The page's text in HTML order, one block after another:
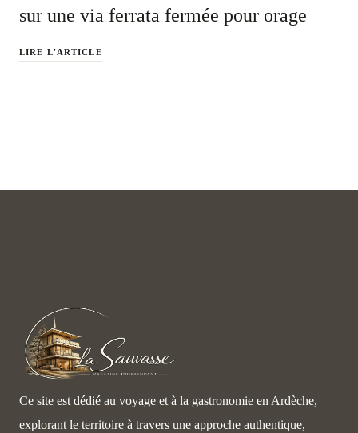
sur une via ferrata fermée pour orage
LIRE L'ARTICLE
Ce site est dédié au voyage et à la gastronomie en Ardèche,
explorant le territoire à travers une approche authentique,